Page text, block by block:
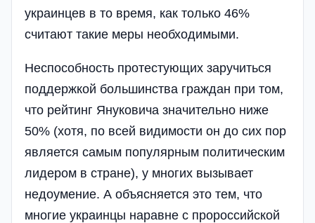
украинцев в то время, как только 46%
считают такие меры необходимыми.
Неспособность протестующих заручиться
поддержкой большинства граждан при том,
что рейтинг Януковича значительно ниже
50% (хотя, по всей видимости он до сих пор
является самым популярным политическим
лидером в стране), у многих вызывает
недоумение. А объясняется это тем, что
многие украинцы наравне с пророссийской